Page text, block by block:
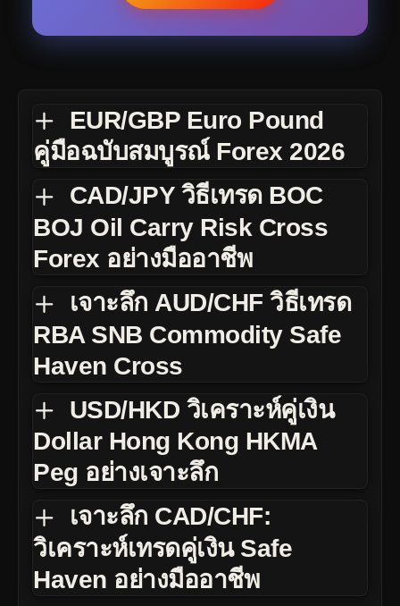
EUR/GBP Euro Pound
คู่มือฉบับสมบูรณ์ Forex 2026
CAD/JPY วิธีเทรด BOC
BOJ Oil Carry Risk Cross
Forex อย่างมืออาชีพ
เจาะลึก AUD/CHF วิธีเทรด
RBA SNB Commodity Safe
Haven Cross
USD/HKD วิเคราะห์คู่เงิน
Dollar Hong Kong HKMA
Peg อย่างเจาะลึก
เจาะลึก CAD/CHF:
วิเคราะห์เทรดคู่เงิน Safe
Haven อย่างมืออาชีพ